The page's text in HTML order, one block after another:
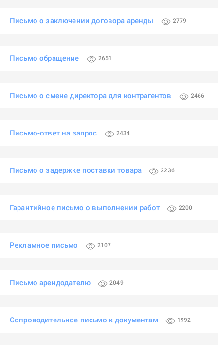
Письмо о заключении договора аренды 2779
Письмо обращение 2651
Письмо о смене директора для контрагентов 2466
Письмо-ответ на запрос 2434
Письмо о задержке поставки товара 2236
Гарантийное письмо о выполнении работ 2200
Рекламное письмо 2107
Письмо арендодателю 2049
Сопроводительное письмо к документам 1992